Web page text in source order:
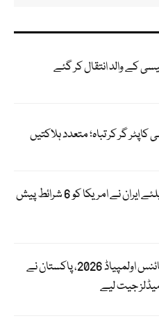
کے والد انتقال کر گئے
آبنائے ہرمز کھولنے کیلئے ایران نے امریکا کو 6 شرائط پیش
انٹرنیشنل نیوکلیئر سائنس اولمپیاڈ 2026، پاکستان نے
جیت لیے